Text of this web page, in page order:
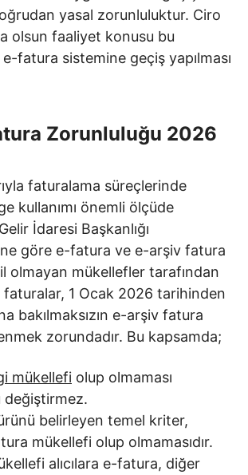
yasal zorunluluktur. Ciro
olsun faaliyet konusu bu
fatura sistemine geçiş yapılması
Zorunluluğu 2026
faturalama süreçlerinde
kullanımı önemli ölçüde
İdaresi Başkanlığı
göre e-fatura ve e-arşiv fatura
olmayan mükellefler tarafından
1 Ocak 2026 tarihinden
bakılmaksızın e-arşiv fatura
zorundadır. Bu kapsamda;
mükellefi olup olmaması
değiştirmez.
belirleyen temel kriter,
mükellefi olup olmamasıdır.
alıcılara e-fatura, diğer